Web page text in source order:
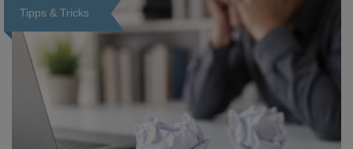
Tipps & Tricks
Loading...